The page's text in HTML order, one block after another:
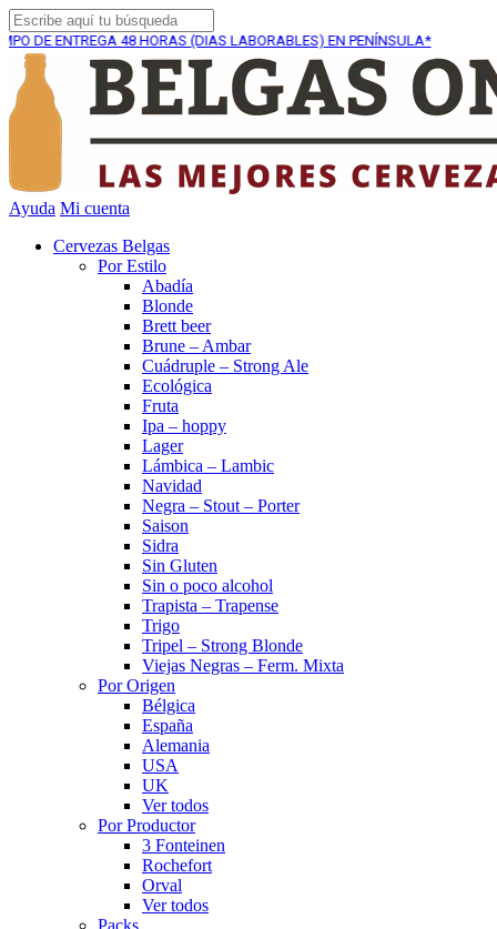
48 HORAS (DIAS LABORABLES) EN PENÍNSULA*
Ayuda Mi cuenta
Cervezas Belgas
Por Estilo
Abadía
Blonde
Brett beer
Brune – Ambar
Cuádruple – Strong Ale
Ecológica
Fruta
Ipa – hoppy
Lager
Lámbica – Lambic
Navidad
Negra – Stout – Porter
Saison
Sidra
Sin Gluten
Sin o poco alcohol
Trapista – Trapense
Trigo
Tripel – Strong Blonde
Viejas Negras – Ferm. Mixta
Por Origen
Bélgica
España
Alemania
USA
UK
Ver todos
Por Productor
3 Fonteinen
Rochefort
Orval
Ver todos
Packs